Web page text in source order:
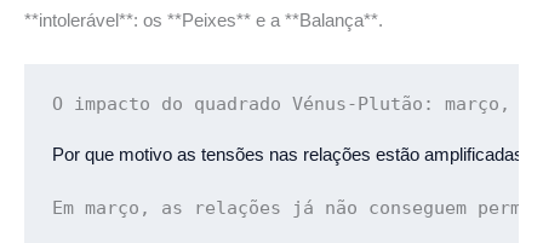
**intolerável**: os **Peixes** e a **Balança**.
O impacto do quadrado Vénus-Plutão: março,
Por que motivo as tensões nas relações estão amplificadas
Em março, as relações já não conseguem